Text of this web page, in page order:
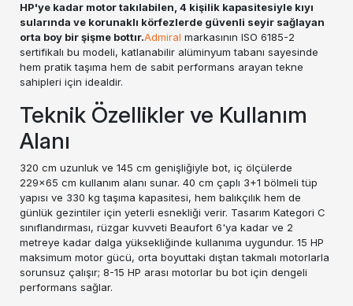
HP'ye kadar motor takılabilen, 4 kişilik kapasitesiyle kıyı
sularında ve korunaklı körfezlerde güvenli seyir sağlayan
orta boy bir şişme bottır.Admiral markasının ISO 6185-2
sertifikalı bu modeli, katlanabilir alüminyum tabanı sayesinde
hem pratik taşıma hem de sabit performans arayan tekne
sahipleri için idealdir.
Teknik Özellikler ve Kullanım
Alanı
320 cm uzunluk ve 145 cm genişliğiyle bot, iç ölçülerde
229x65 cm kullanım alanı sunar. 40 cm çaplı 3+1 bölmeli tüp
yapısı ve 330 kg taşıma kapasitesi, hem balıkçılık hem de
günlük gezintiler için yeterli esnekliği verir. Tasarım Kategori C
sınıflandırması, rüzgar kuvveti Beaufort 6'ya kadar ve 2
metreye kadar dalga yüksekliğinde kullanıma uygundur. 15 HP
maksimum motor gücü, orta boyuttaki dıştan takmalı motorlarla
sorunsuz çalışır; 8-15 HP arası motorlar bu bot için dengeli
performans sağlar.